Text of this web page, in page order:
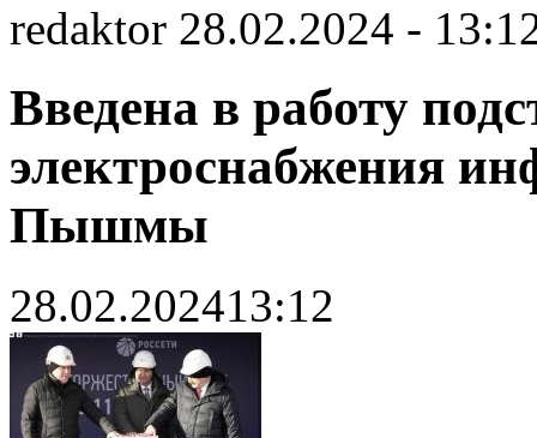
redaktor 28.02.2024 -
Введена в работу
электроснабжения
Пышмы
28.02.202413:12